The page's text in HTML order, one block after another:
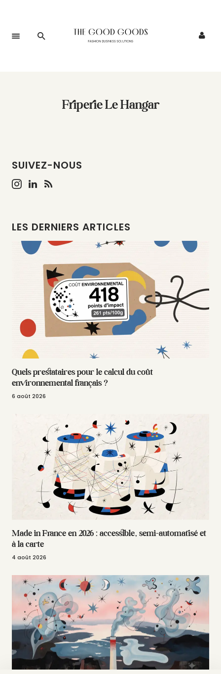
Friperie Le Hangar
SUIVEZ-NOUS
LES DERNIERS ARTICLES
Quels prestataires pour le calcul du coût
environnemental français ?
6 août 2026
Made in France en 2026 : accessible, semi-automatisé et
à la carte
4 août 2026